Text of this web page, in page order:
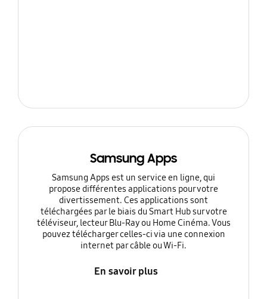
Samsung Apps
Samsung Apps est un service en ligne, qui
propose différentes applications pour votre
divertissement. Ces applications sont
téléchargées par le biais du Smart Hub sur votre
téléviseur, lecteur Blu-Ray ou Home Cinéma. Vous
pouvez télécharger celles-ci via une connexion
internet par câble ou Wi-Fi.
En savoir plus